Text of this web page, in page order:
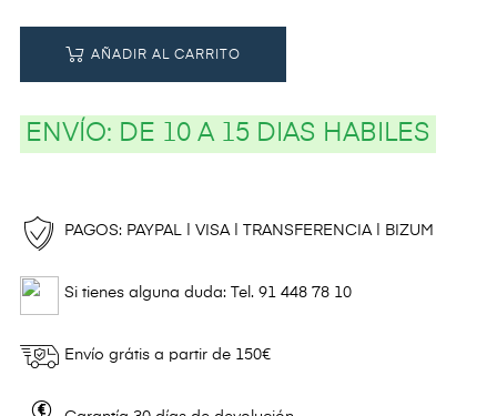
AÑADIR AL CARRITO
ENVÍO: DE 10 A 15 DIAS HABILES
PAGOS: PAYPAL | VISA | TRANSFERENCIA | BIZUM
Si tienes alguna duda: Tel. 91 448 78 10
Envío grátis a partir de 150€